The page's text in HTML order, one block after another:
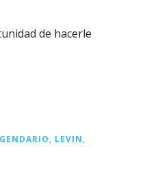
de hacerle
LEVIN